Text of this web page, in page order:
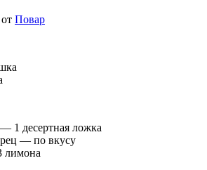
от Повар
1 десертная ложка
— по вкусу
лимона